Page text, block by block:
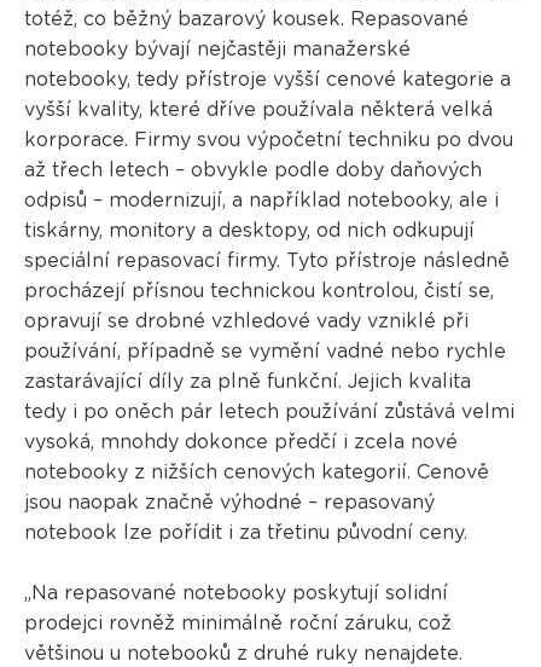
totéž, co běžný bazarový kousek. Repasované
notebooky bývají nejčastěji manažerské
notebooky, tedy přístroje vyšší cenové kategorie a
vyšší kvality, které dříve používala některá velká
korporace. Firmy svou výpočetní techniku po dvou
až třech letech – obvykle podle doby daňových
odpisů – modernizují, a například notebooky, ale i
tiskárny, monitory a desktopy, od nich odkupují
speciální repasovací firmy. Tyto přístroje následně
procházejí přísnou technickou kontrolou, čistí se,
opravují se drobné vzhledové vady vzniklé při
používání, případně se vymění vadné nebo rychle
zastarávající díly za plně funkční. Jejich kvalita
tedy i po oněch pár letech používání zůstává velmi
vysoká, mnohdy dokonce předčí i zcela nové
notebooky z nižších cenových kategorií. Cenově
jsou naopak značně výhodné – repasovaný
notebook lze pořídit i za třetinu původní ceny.
„Na repasované notebooky poskytují solidní
prodejci rovněž minimálně roční záruku, což
většinou u notebooků z druhé ruky nenajdete.